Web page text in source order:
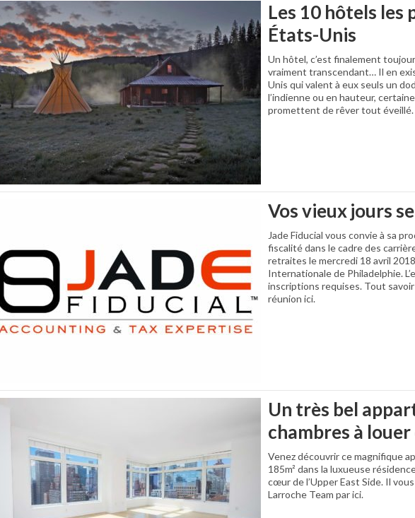
Les 10 hôtels les
États-Unis
Un hôtel, c’est finalement
vraiment transcendant… Il en
Unis qui valent à eux seuls un
l’indienne ou en hauteur,
promettent de rêver tout éveillé.
Vos vieux jours
Jade Fiducial vous convie à sa
fiscalité dans le cadre des
retraites le mercredi 18 avril 2018
Internationale de Philadelphie.
inscriptions requises. Tout
réunion ici.
Un très bel
chambres à louer
Venez découvrir ce magnifique
185m² dans la luxueuse
cœur de l’Upper East Side. Il
Larroche Team par ici.